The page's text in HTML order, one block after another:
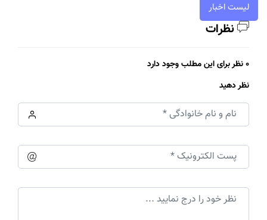
لیست اخبار
نظرات
0 نظر برای این مطلب وجود دارد
نظر دهید